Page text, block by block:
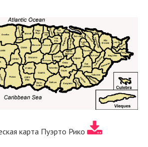
карта Пуэрто Рико